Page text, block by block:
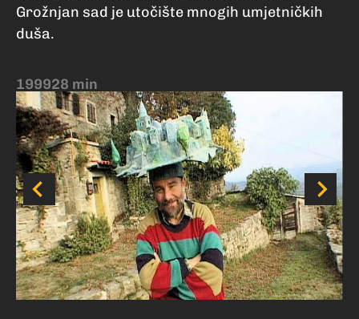
Grožnjan sad je utočište mnogih umjetničkih
duša.
199928 min